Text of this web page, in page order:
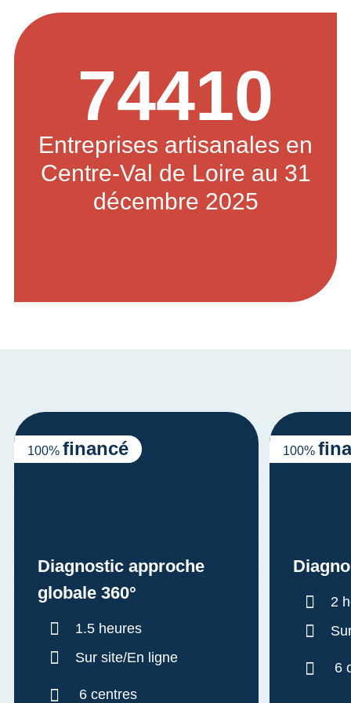
74410
Entreprises artisanales en
Centre-Val de Loire au 31
décembre 2025
Diagnostic approche
globale 360°
Durée :
1.5 heures
Sur site/En ligne
6 centres
100% financé
2
6
100%